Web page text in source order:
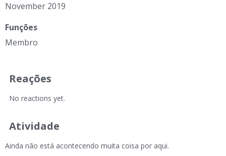
November 2019
Funções
Membro
Reações
No reactions yet.
Atividade
Ainda não está acontecendo muita coisa por aqui.